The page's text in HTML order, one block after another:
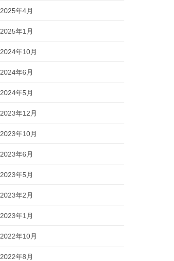
2025年4月
2025年1月
2024年10月
2024年6月
2024年5月
2023年12月
2023年10月
2023年6月
2023年5月
2023年2月
2023年1月
2022年10月
2022年8月